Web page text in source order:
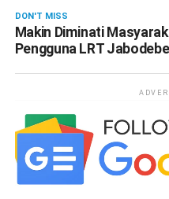
DON'T MISS
Makin Diminati
Pengguna LRT